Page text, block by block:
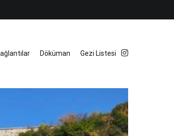
Döküman Gezi Listesi